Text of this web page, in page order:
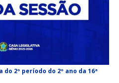
2º período do 2º ano da 16ª